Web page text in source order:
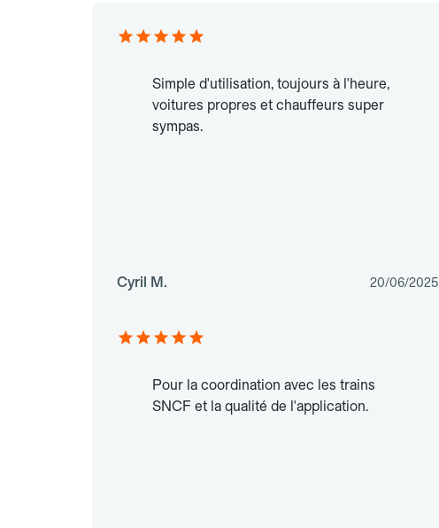
Simple d'utilisation, toujours à l'heure,
voitures propres et chauffeurs super
sympas.
Cyril M. 20/06/2025
Pour la coordination avec les trains
SNCF et la qualité de l'application.